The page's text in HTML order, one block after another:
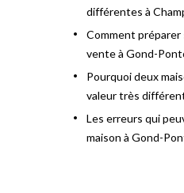
différentes à
Comment préparer
vente à Gond-
Pourquoi deux
valeur très
Les erreurs qui
maison à Gond-